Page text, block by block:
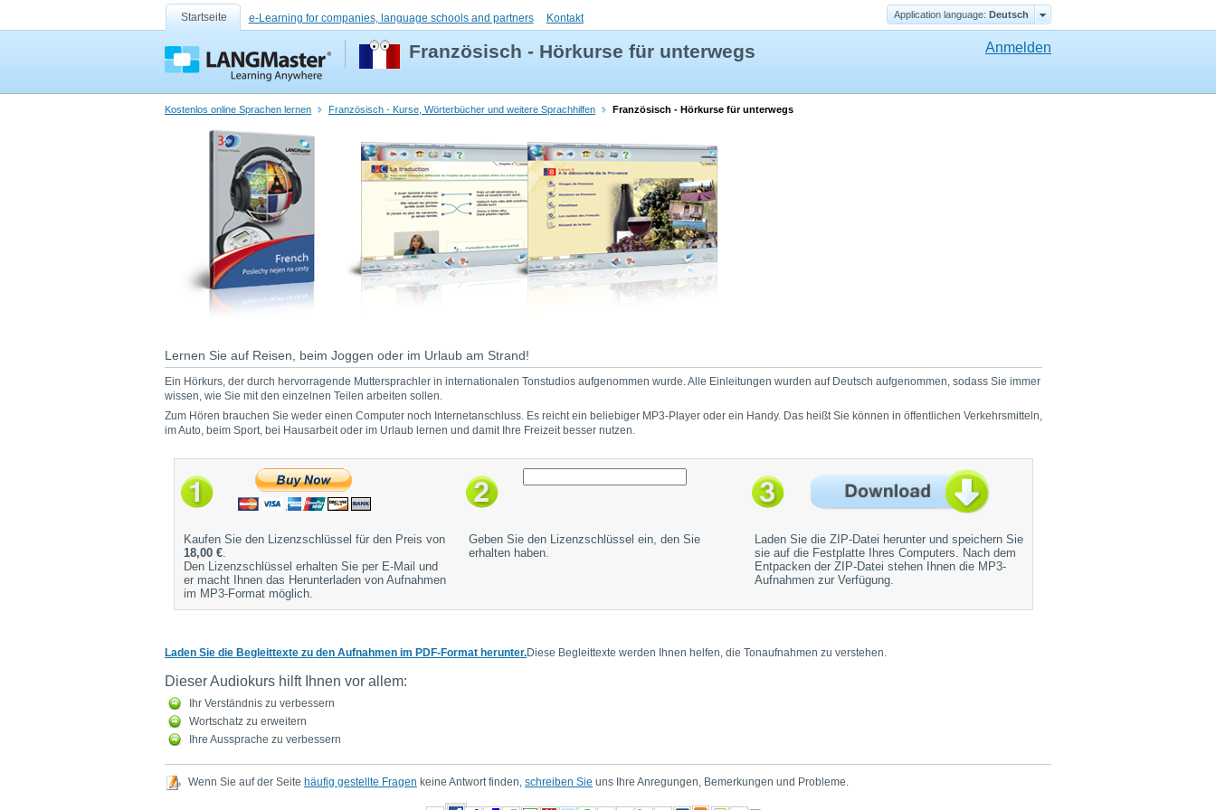
Startseite e-Learning for companies, language schools and partners Kontakt Application language: Deutsch
Französisch - Hörkurse für unterwegs Anmelden
Kostenlos online Sprachen lernen Französisch - Kurse, Wörterbücher und weitere Sprachhilfen Französisch - Hörkurse für unterwegs
Lernen Sie auf Reisen, beim Joggen oder im Urlaub am Strand!
Ein Hörkurs, der durch hervorragende Muttersprachler in internationalen Tonstudios aufgenommen wurde. Alle Einleitungen wurden auf Deutsch aufgenommen, sodass Sie immer
wissen, wie Sie mit den einzelnen Teilen arbeiten sollen.
Zum Hören brauchen Sie weder einen Computer noch Internetanschluss. Es reicht ein beliebiger MP3-Player oder ein Handy. Das heißt Sie können in öffentlichen Verkehrsmitteln,
im Auto, beim Sport, bei Hausarbeit oder im Urlaub lernen und damit Ihre Freizeit besser nutzen.
Kaufen Sie den Lizenzschlüssel für den Preis von
18,00 €.
Den Lizenzschlüssel erhalten Sie per E-Mail und
er macht Ihnen das Herunterladen von Aufnahmen
im MP3-Format möglich.
Geben Sie den Lizenzschlüssel ein, den Sie
erhalten haben.
Laden Sie die ZIP-Datei herunter und speichern Sie
sie auf die Festplatte Ihres Computers. Nach dem
Entpacken der ZIP-Datei stehen Ihnen die MP3-
Aufnahmen zur Verfügung.
Laden Sie die Begleittexte zu den Aufnahmen im PDF-Format herunter.Diese Begleittexte werden Ihnen helfen, die Tonaufnahmen zu verstehen.
Dieser Audiokurs hilft Ihnen vor allem:
Ihr Verständnis zu verbessern
Wortschatz zu erweitern
Ihre Aussprache zu verbessern
Wenn Sie auf der Seite häufig gestellte Fragen keine Antwort finden, schreiben Sie uns Ihre Anregungen, Bemerkungen und Probleme.